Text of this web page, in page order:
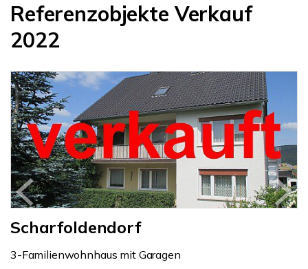
Referenzobjekte Verkauf
2022
Scharfoldendorf
3-Familienwohnhaus mit Garagen